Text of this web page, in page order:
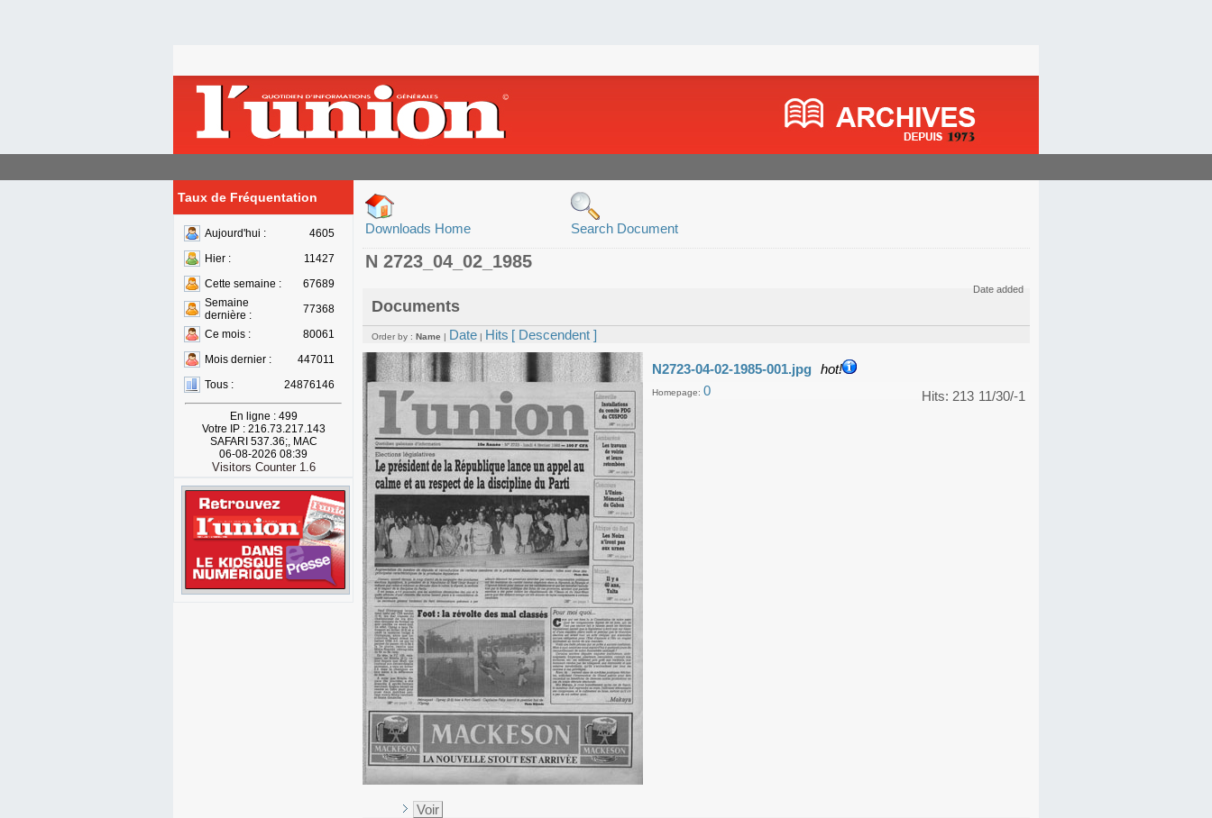
Taux de Fréquentation
Aujourd'hui :
4605
Hier :
11427
Cette semaine :
67689
Semaine
dernière :
77368
Ce mois :
80061
Mois dernier :
447011
Tous :
24876146
En ligne : 499
Votre IP : 216.73.217.143
SAFARI 537.36;, MAC
06-08-2026 08:39
Visitors Counter 1.6
Downloads Home Search Document
N 2723_04_02_1985
Documents
Date added
Order by : Name | Date | Hits [ Descendent ]
N2723-04-02-1985-001.jpg hot!
11/30/-1
Hits: 213
Homepage: 0
Voir